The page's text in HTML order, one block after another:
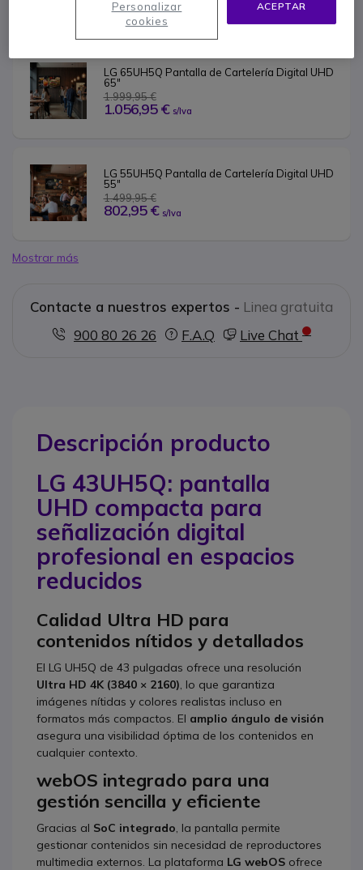
2.099,95 € s/Iva
LG 65UH5Q Pantalla de Cartelería Digital UHD
65"
1.999,95 €
1.056,95 € s/Iva
LG 55UH5Q Pantalla de Cartelería Digital UHD
55"
1.499,95 €
802,95 € s/Iva
Mostrar más
Contacte a nuestros expertos - Linea gratuita
900 80 26 26
F.A.Q Live Chat
Descripción producto
LG 43UH5Q: pantalla
UHD compacta para
señalización digital
profesional en espacios
reducidos
Calidad Ultra HD para
contenidos nítidos y detallados
El LG UH5Q de 43 pulgadas ofrece una resolución
Ultra HD 4K (3840 × 2160) , lo que garantiza
imágenes nítidas y colores realistas incluso en
formatos más compactos. El amplio ángulo de visión
asegura una visibilidad óptima de los contenidos en
cualquier contexto.
webOS integrado para una
gestión sencilla y eficiente
Gracias al SoC integrado , la pantalla permite
gestionar contenidos sin necesidad de reproductores
multimedia externos. La plataforma LG webOS ofrece
ACEPTAR
Personalizar
cookies